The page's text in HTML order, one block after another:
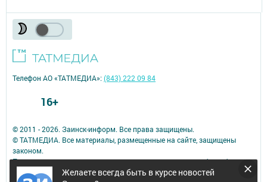
Желаете всегда быть в курсе новостей
© 2011 - 2026. Заинск-информ. Все права защищены.
© ТАТМЕДИА. Все материалы, размещенные на сайте, защищены
законом.
Перепечатка, воспроизведение и распространение в любом объеме
информации,
Телефон АО «ТАТМЕДИА»:(843) 222 09 84
16+